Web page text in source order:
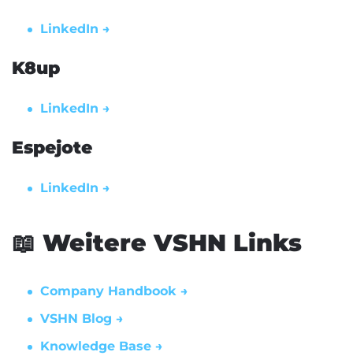
LinkedIn →
K8up
LinkedIn →
Espejote
LinkedIn →
📖 Weitere VSHN Links
Company Handbook →
VSHN Blog →
Knowledge Base →